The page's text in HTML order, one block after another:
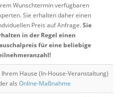
Wunschtermin verfügbaren
Sie erhalten daher einen
Preis auf Anfrage.Sie
in der Regel einen
für eine beliebige
Ihrem Hause (In-House-Veranstaltung)
als Online-Maßnahme